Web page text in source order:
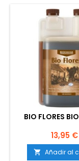
BIO FLORES
Precio
13,95 €
 Añadir al